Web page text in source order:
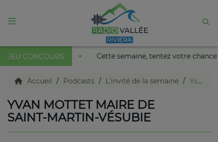
JEU CONCOURS
Palais Nikaïa de Nice ! Cette semaine, tentez votre
ACCUEIL
Agenda
Emissions
Accueil Podcasts L'invité de la semaine Yvan Mottet Maire de Saint-Martin-Vésubie
YVAN MOTTET MAIRE DE
SAINT-MARTIN-VÉSUBIE